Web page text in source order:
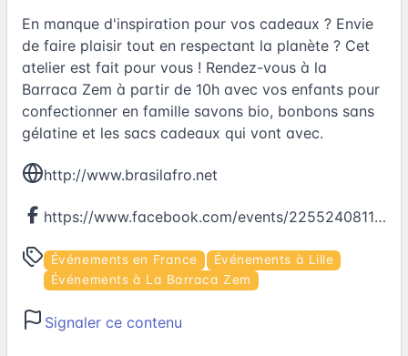
En manque d'inspiration pour vos cadeaux ? Envie
de faire plaisir tout en respectant la planète ? Cet
atelier est fait pour vous ! Rendez-vous à la
Barraca Zem à partir de 10h avec vos enfants pour
confectionner en famille savons bio, bonbons sans
gélatine et les sacs cadeaux qui vont avec.
http://www.brasilafro.net
https://www.facebook.com/events/225524081192106
Événements en France
Événements à Lille
Événements à La Barraca Zem
Signaler ce contenu